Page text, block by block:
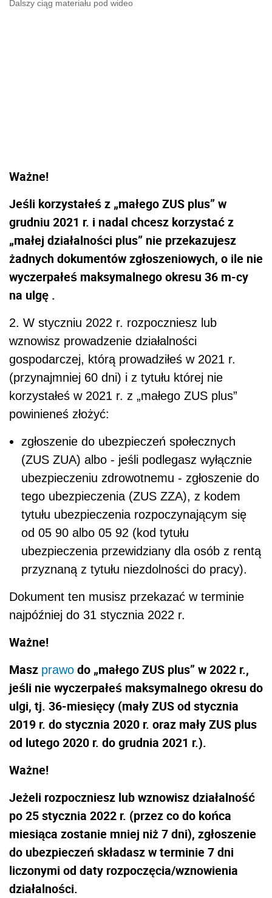
Dalszy ciąg materiału pod wideo
Ważne!
Jeśli korzystałeś z „małego ZUS plus” w
grudniu 2021 r. i nadal chcesz korzystać z
„małej działalności plus” nie przekazujesz
żadnych dokumentów zgłoszeniowych, o ile nie
wyczerpałeś maksymalnego okresu 36 m-cy
na ulgę .
2. W styczniu 2022 r. rozpoczniesz lub
wznowisz prowadzenie działalności
gospodarczej, którą prowadziłeś w 2021 r.
(przynajmniej 60 dni) i z tytułu której nie
korzystałeś w 2021 r. z „małego ZUS plus”
powinieneś złożyć:
zgłoszenie do ubezpieczeń społecznych
(ZUS ZUA) albo - jeśli podlegasz wyłącznie
ubezpieczeniu zdrowotnemu - zgłoszenie do
tego ubezpieczenia (ZUS ZZA), z kodem
tytułu ubezpieczenia rozpoczynającym się
od 05 90 albo 05 92 (kod tytułu
ubezpieczenia przewidziany dla osób z rentą
przyznaną z tytułu niezdolności do pracy).
Dokument ten musisz przekazać w terminie
najpóźniej do 31 stycznia 2022 r.
Ważne!
Masz prawo do „małego ZUS plus” w 2022 r.,
jeśli nie wyczerpałeś maksymalnego okresu do
ulgi, tj. 36-miesięcy (mały ZUS od stycznia
2019 r. do stycznia 2020 r. oraz mały ZUS plus
od lutego 2020 r. do grudnia 2021 r.).
Ważne!
Jeżeli rozpoczniesz lub wznowisz działalność
po 25 stycznia 2022 r. (przez co do końca
miesiąca zostanie mniej niż 7 dni), zgłoszenie
do ubezpieczeń składasz w terminie 7 dni
liczonymi od daty rozpoczęcia/wznowienia
działalności.